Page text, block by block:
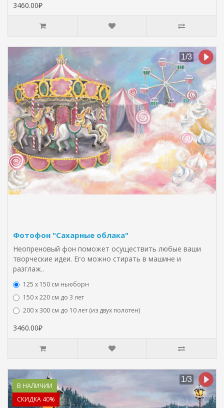
3460.00₽
Фотофон "Сахарные облака"
Неопреновый фон поможет осуществить любые ваши
творческие идеи. Его можно стирать в машине и
разглаж..
125 x 150 см ньюборн
150 х 220 см до 3 лет
200 х 300 см до 10 лет (из двух полотен)
3460.00₽
В НАЛИЧИИ
СКИДКА 40%